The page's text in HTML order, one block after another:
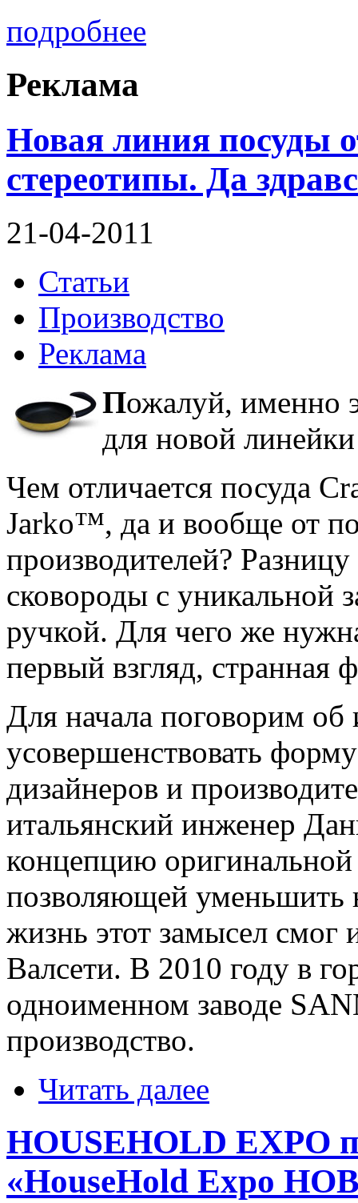
подробнее
Реклама
Новая линия посуды
стереотипы. Да
21-04-2011
Статьи
Производство
Реклама
Пожалуй, именно
для новой
Чем отличается посуда
Jarko™, да и вообще от
производителей?
сковороды с уникальной
ручкой. Для чего же
первый взгляд, странная
Для начала поговорим об
усовершенствовать
дизайнеров и
итальянский инженер
концепцию
позволяющей уменьшить
жизнь этот замысел смог
Валсети. В 2010 году в
одноименном заводе
производство.
Читать далее
HOUSEHOLD EXPO
«HouseHold Expo